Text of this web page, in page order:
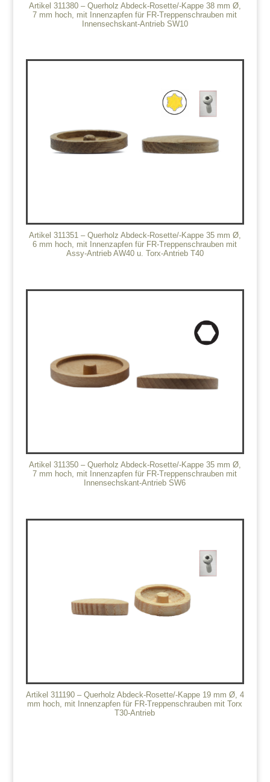
Artikel 311380 – Querholz Abdeck-Rosette/-Kappe 38 mm Ø,
7 mm hoch, mit Innenzapfen für FR-Treppenschrauben mit
Innensechskant-Antrieb SW10
Artikel 311351 – Querholz Abdeck-Rosette/-Kappe 35 mm Ø,
6 mm hoch, mit Innenzapfen für FR-Treppenschrauben mit
Assy-Antrieb AW40 u. Torx-Antrieb T40
Artikel 311350 – Querholz Abdeck-Rosette/-Kappe 35 mm Ø,
7 mm hoch, mit Innenzapfen für FR-Treppenschrauben mit
Innensechskant-Antrieb SW6
Artikel 311190 – Querholz Abdeck-Rosette/-Kappe 19 mm Ø, 4
mm hoch, mit Innenzapfen für FR-Treppenschrauben mit Torx
T30-Antrieb